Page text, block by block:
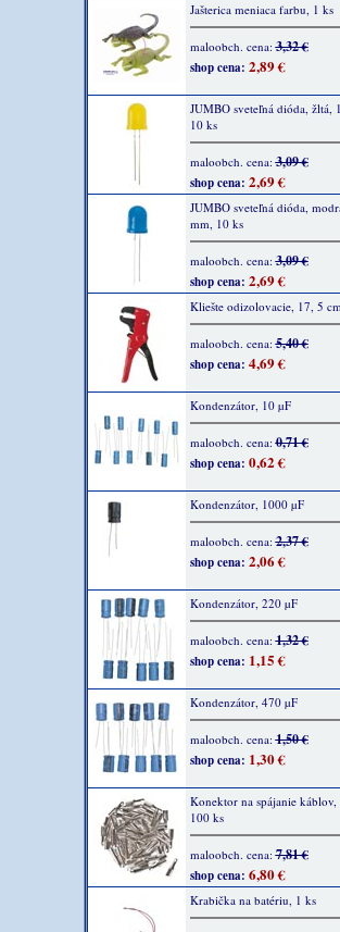
Jašterica meniaca farbu, 1 ks
maloobch. cena:3,32 €
shop cena: 2,89 €
JUMBO sveteľná dióda, žltá,
10 ks
maloobch. cena:3,09 €
shop cena: 2,69 €
JUMBO sveteľná dióda,
mm, 10 ks
maloobch. cena:3,09 €
shop cena: 2,69 €
Kliešte odizolovacie, 17, 5
maloobch. cena:5,40 €
shop cena: 4,69 €
Kondenzátor, 10 µF
maloobch. cena:0,71 €
shop cena: 0,62 €
Kondenzátor, 1000 µF
maloobch. cena:2,37 €
shop cena: 2,06 €
Kondenzátor, 220 µF
maloobch. cena:1,32 €
shop cena: 1,15 €
Kondenzátor, 470 µF
maloobch. cena:1,50 €
shop cena: 1,30 €
Konektor na spájanie
100 ks
maloobch. cena:7,81 €
shop cena: 6,80 €
Krabička na batériu, 1 ks